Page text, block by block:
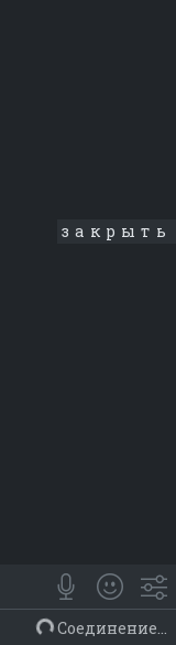
закрыть
😀 Emoji
Объекты
Соединение...